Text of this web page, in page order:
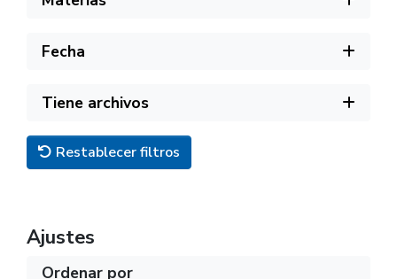
Fecha
Tiene archivos
Restablecer filtros
Ajustes
Ordenar por